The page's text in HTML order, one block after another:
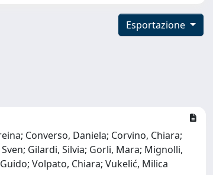
Esportazione
Converso, Daniela; Corvino, Chiara;
Gilardi, Silvia; Gorli, Mara; Mignolli,
Volpato, Chiara; Vukelić, Milica